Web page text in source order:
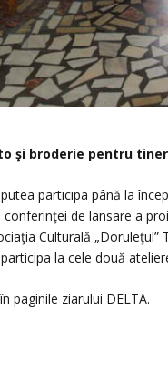
şi broderie pentru
participa până la
de lansare a
Culturală
la cele două
paginile ziarului DELTA.